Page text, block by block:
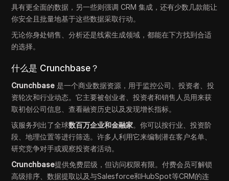
具有更全面的数据，另一些则强调 CRM 集成，还有少数几款能让
你安全且批量地基于这些数据采取行动。
无论你身处销售、分析还是线索生成领域，都能在下方找到合适
的选择。
什么是 Crunchbase？
Crunchbase 是一个商业数据资源，用于监控公司、投资者、投
资轮次和行业动态。它主要被创业者、投资者和销售人员用来获
取初创公司信息、查看融资历史以及发现增长指标。
该服务列出了全球数百万企业和金融家。你可以按行业、投资阶
段、地理位置等进行筛选。许多人利用它来编制潜在客户名单、
研究竞争对手或观察投资者活动。
Crunchbase提供免费层级，但访问权限有限。付费会员可解锁
高级排序、数据提取以及与Salesforce和HubSpot等CRM的连